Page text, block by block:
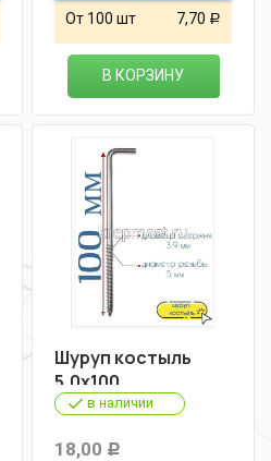
От 100 шт 7,70 Р
В КОРЗИНУ
Шуруп костыль
5,0х100
в наличии
18,00 Р